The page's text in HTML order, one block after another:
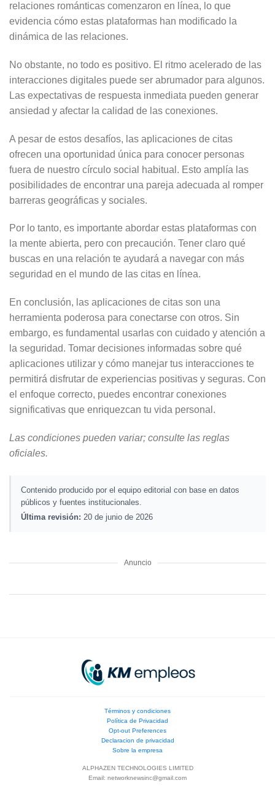
relaciones románticas comenzaron en línea, lo que
evidencia cómo estas plataformas han modificado la
dinámica de las relaciones.
No obstante, no todo es positivo. El ritmo acelerado de las
interacciones digitales puede ser abrumador para algunos.
Las expectativas de respuesta inmediata pueden generar
ansiedad y afectar la calidad de las conexiones.
A pesar de estos desafíos, las aplicaciones de citas
ofrecen una oportunidad única para conocer personas
fuera de nuestro círculo social habitual. Esto amplía las
posibilidades de encontrar una pareja adecuada al romper
barreras geográficas y sociales.
Por lo tanto, es importante abordar estas plataformas con
la mente abierta, pero con precaución. Tener claro qué
buscas en una relación te ayudará a navegar con más
seguridad en el mundo de las citas en línea.
En conclusión, las aplicaciones de citas son una
herramienta poderosa para conectarse con otros. Sin
embargo, es fundamental usarlas con cuidado y atención a
la seguridad. Tomar decisiones informadas sobre qué
aplicaciones utilizar y cómo manejar tus interacciones te
permitirá disfrutar de experiencias positivas y seguras. Con
el enfoque correcto, puedes encontrar conexiones
significativas que enriquezcan tu vida personal.
Las condiciones pueden variar; consulte las reglas
oficiales.
Contenido producido por el equipo editorial con base en datos
públicos y fuentes institucionales.
Última revisión: 20 de junio de 2026
Anuncio
Términos y condiciones
Política de Privacidad
Opt-out Preferences
Declaracion de privacidad
Sobre la empresa
ALPHAZEN TECHNOLOGIES LIMITED
Email: networknewsinc@gmail.com